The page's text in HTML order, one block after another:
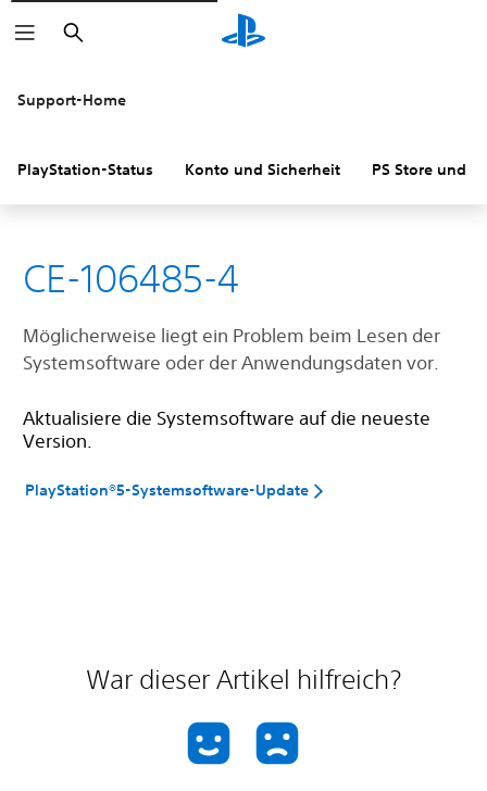
Suchen
Support-Home
PlayStation-Status Konto und Sicherheit PS Store und
CE-106485-4
Möglicherweise liegt ein Problem beim Lesen der
Systemsoftware oder der Anwendungsdaten vor.
Aktualisiere die Systemsoftware auf die neueste
Version.
PlayStation®5-Systemsoftware-Update
War dieser Artikel hilfreich?